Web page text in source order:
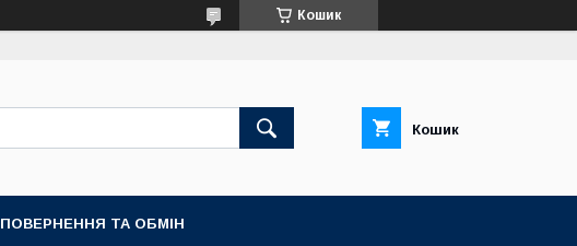
Кошик
Кошик
ПОВЕРНЕННЯ ТА ОБМІН